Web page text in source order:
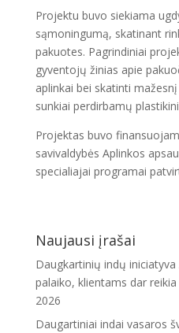
Projektu buvo siekiama
sąmoningumą, skatinant
pakuotes. Pagrindiniai
gyventojų žinias apie
aplinkai bei skatinti
sunkiai perdirbamų
Projektas buvo
savivaldybės Aplinkos
specialiajai programai
Naujausi įrašai
Daugkartinių indų
palaiko, klientams dar
2026
Daugartiniai indai vasaros